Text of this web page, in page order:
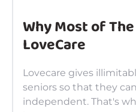
Why Most of
LoveCare
Lovecare gives
seniors so that they
independent. That's